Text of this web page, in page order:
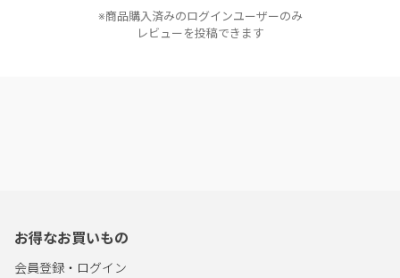
※商品購入済みのログインユーザーのみ
レビューを投稿できます
お得なお買いもの
会員登録・ログイン